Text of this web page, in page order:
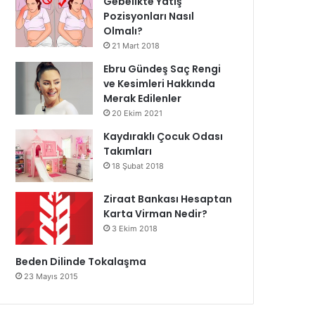
Pozisyonları Nasıl
Olmalı?
21 Mart 2018
Ebru Gündeş Saç Rengi
ve Kesimleri Hakkında
Merak Edilenler
20 Ekim 2021
Kaydıraklı Çocuk Odası
Takımları
18 Şubat 2018
Ziraat Bankası Hesaptan
Karta Virman Nedir?
3 Ekim 2018
Beden Dilinde Tokalaşma
23 Mayıs 2015